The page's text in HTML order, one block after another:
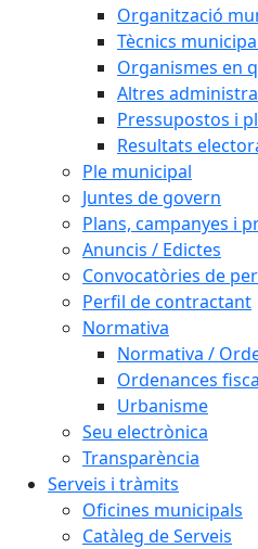
Organització
Tècnics
Organismes en
Altres
Pressupostos i
Resultats
Ple municipal
Juntes de govern
Plans, campanyes i
Anuncis / Edictes
Convocatòries de
Perfil de contractant
Normativa
Normativa /
Ordenances
Urbanisme
Seu electrònica
Transparència
Serveis i tràmits
Oficines municipals
Catàleg de Serveis